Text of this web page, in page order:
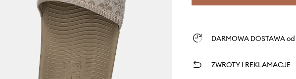
DARMOWA DOSTAWA od
ZWROTY I REKLAMACJE